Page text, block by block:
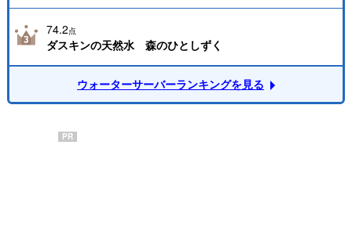
74.2点
ダスキンの天然水 森のひとしずく
ウォーターサーバーランキングを見る
PR